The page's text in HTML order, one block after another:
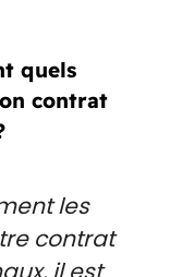
quels
contrat
les
contrat